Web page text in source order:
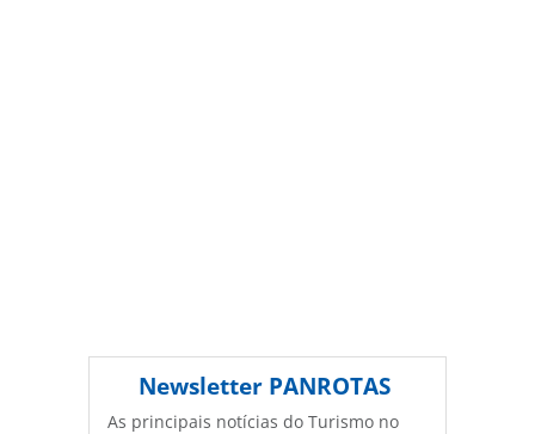
Newsletter PANROTAS
As principais notícias do Turismo no